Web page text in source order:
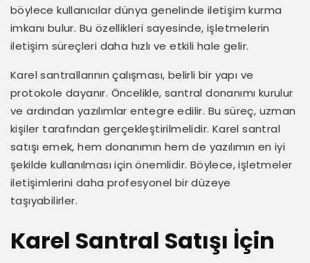
böylece kullanıcılar dünya genelinde iletişim kurma
imkanı bulur. Bu özellikleri sayesinde, işletmelerin
iletişim süreçleri daha hızlı ve etkili hale gelir.
Karel santrallarının çalışması, belirli bir yapı ve
protokole dayanır. Öncelikle, santral donanımı kurulur
ve ardından yazılımlar entegre edilir. Bu süreç, uzman
kişiler tarafından gerçekleştirilmelidir. Karel santral
satışı emek, hem donanımın hem de yazılımın en iyi
şekilde kullanılması için önemlidir. Böylece, işletmeler
iletişimlerini daha profesyonel bir düzeye
taşıyabilirler.
Karel Santral Satışı İçin